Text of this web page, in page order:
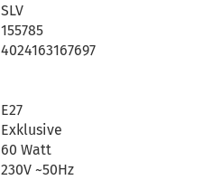
SLV
155785
4024163167697
E27
Exklusive
60 Watt
230V ~50Hz